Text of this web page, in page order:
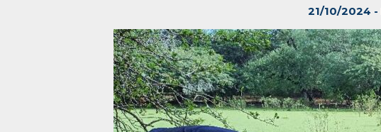
21/10/2024 -